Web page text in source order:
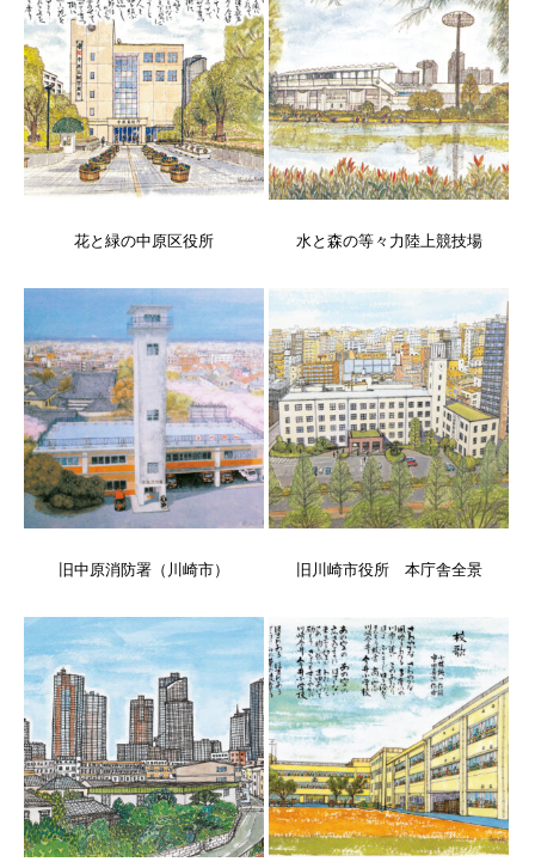
花と緑の中原区役所 水と森の等々力陸上競技場
旧中原消防署（川崎市） 旧川崎市役所 本庁舎全景